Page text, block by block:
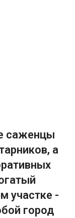
саженцы
а
участке -
город